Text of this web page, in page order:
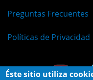
Preguntas Frecuentes
Políticas de Privacidad
Éste sitio utiliza